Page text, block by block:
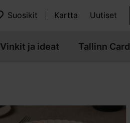
Suosikit Kartta Uutiset
Vinkit ja ideat Tallinn Card